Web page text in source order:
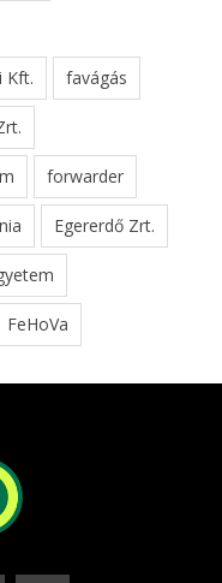
Kft. favágás
forwarder
Egererdő Zrt.
FeHoVa